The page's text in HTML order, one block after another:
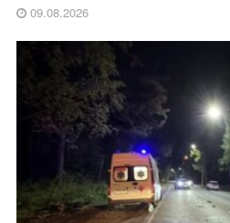
09.08.2026